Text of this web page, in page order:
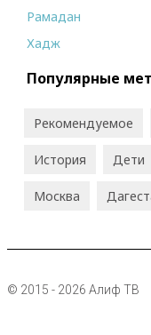
Рамадан
Хадж
Популярные
Рекомендуемое
История Дети
Москва
© 2015 - 2026 Алиф ТВ